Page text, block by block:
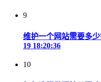
9
维护一个网站需要多
19 18:20:36
10